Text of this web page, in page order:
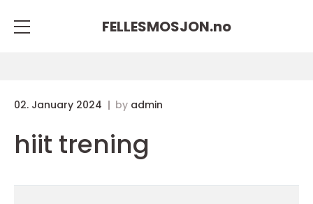
FELLESMOSJON.no
02. January 2024 by admin
hiit trening